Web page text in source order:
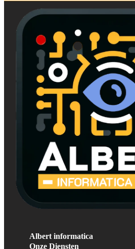
Albert informatica
Onze Diensten